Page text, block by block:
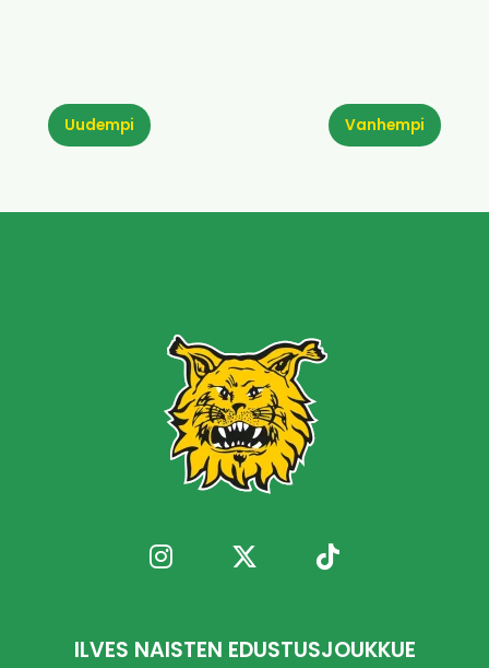
Vanhempi
Uudempi
ILVES NAISTEN EDUSTUSJOUKKUE